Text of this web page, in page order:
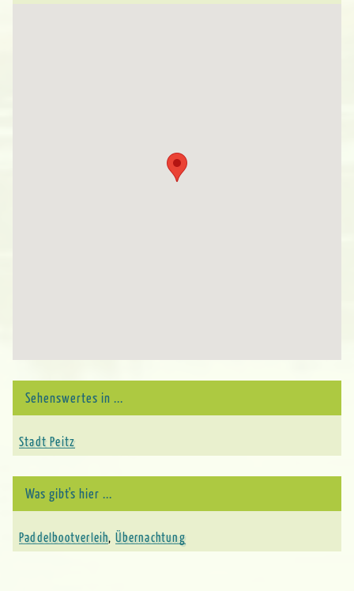
Sehenswertes in ...
Stadt Peitz
Was gibt's hier ...
Paddelbootverleih,Übernachtung